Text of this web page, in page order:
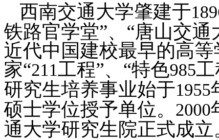
西南交通大学肇建于
铁路官学堂”、“唐山交
近代中国建校最早的高
家“211工程”、“特色985
研究生培养事业始于1955
硕士学位授予单位。 2000
通大学研究生院正式成立